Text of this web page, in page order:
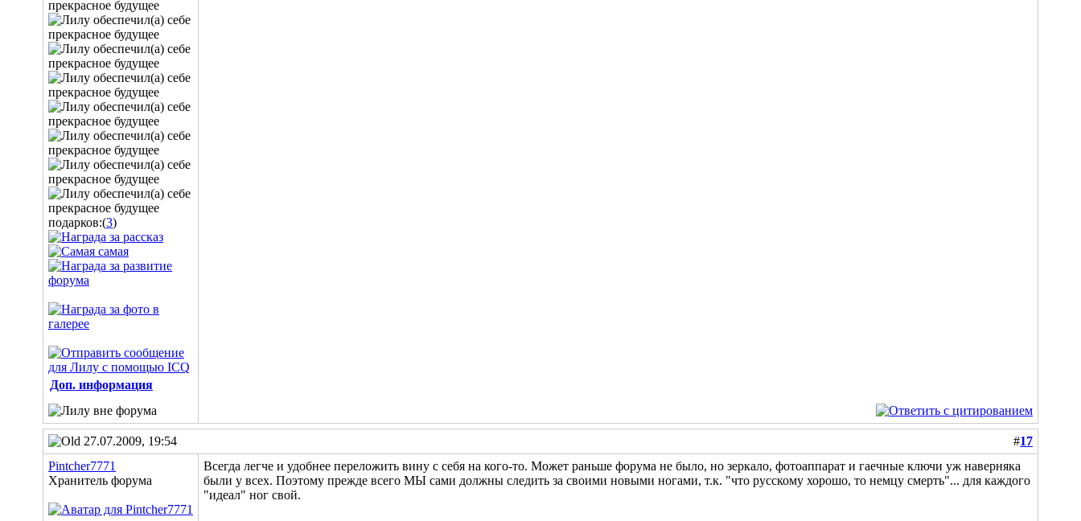
подарков:(3)
Доп. информация
27.07.2009, 19:54 #17
Pintcher7771
Хранитель форума
Всегда легче и удобнее переложить вину с себя на кого-то. Может раньше форума не было, но зеркало, фотоаппарат и гаечные ключи уж наверняка
были у всех. Поэтому прежде всего МЫ сами должны следить за своими новыми ногами, т.к. "что русскому хорошо, то немцу смерть"... для каждого
"идеал" ног свой.